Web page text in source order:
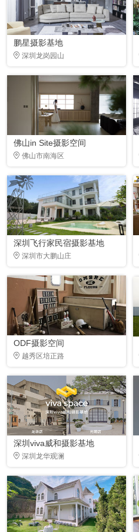
鹏星摄影基地
深圳龙岗园山
佛山in Site摄影空间
佛山市南海区
深圳飞行家民宿摄影基地
深圳市大鹏山庄
ODF摄影空间
越秀区培正路
深圳viva威和摄影基地
深圳龙华观澜